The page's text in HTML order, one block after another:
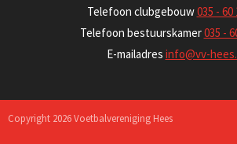
Telefoon clubgebouw035 - 60
Telefoon bestuurskamer035 -
E-mailadres info@vv-
Copyright 2026 Voetbalvereniging Hees